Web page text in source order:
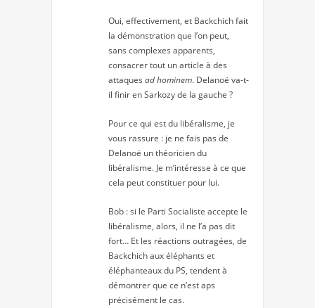
Oui, effectivement, et Backchich fait
la démonstration que l’on peut,
sans complexes apparents,
consacrer tout un article à des
attaques ad hominem. Delanoë va-t-
il finir en Sarkozy de la gauche ?
Pour ce qui est du libéralisme, je
vous rassure : je ne fais pas de
Delanoë un théoricien du
libéralisme. Je m’intéresse à ce que
cela peut constituer pour lui.
Bob : si le Parti Socialiste accepte le
libéralisme, alors, il ne l’a pas dit
fort… Et les réactions outragées, de
Backchich aux éléphants et
éléphanteaux du PS, tendent à
démontrer que ce n’est aps
précisément le cas.